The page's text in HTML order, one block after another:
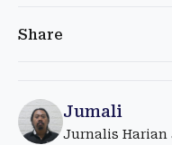
Share
Jumali
Jurnalis Harian